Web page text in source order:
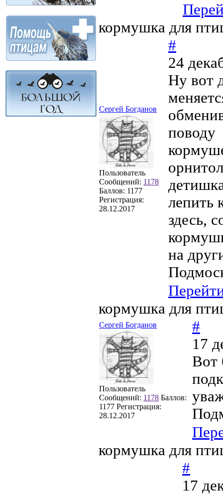
кормушка для
Сергей Богданов
Пользователь
Сообщений: 1178
Баллов: 1177
Регистрация:
28.12.2017
#
24
Ну вот
поводу
лепить
здесь,
на
кормушка для
Сергей Богданов
Пользователь
Сообщений: 1178 Баллов:
1177 Регистрация:
28.12.2017
#
17
Вот
кормушка для
#
17